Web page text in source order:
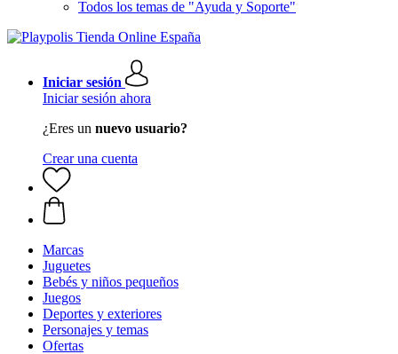
Todos los temas de "Ayuda y Soporte"
Iniciar sesión
Iniciar sesión ahora
¿Eres un nuevo usuario?
Crear una cuenta
Marcas
Juguetes
Bebés y niños pequeños
Juegos
Deportes y exteriores
Personajes y temas
Ofertas